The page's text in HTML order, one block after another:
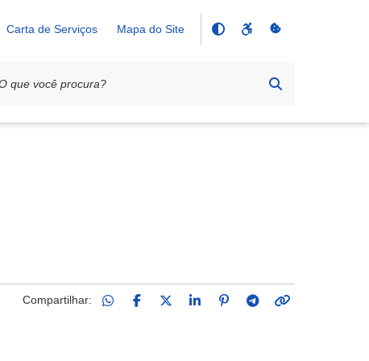
Carta de Serviços Mapa do Site
Compartilhar: